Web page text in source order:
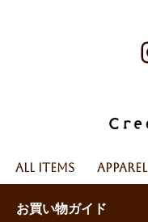
All Items Apparel
お買い物ガイド